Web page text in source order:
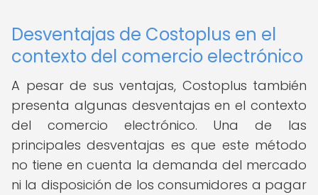
Desventajas de Costoplus en el
contexto del comercio electrónico
A pesar de sus ventajas, Costoplus también
presenta algunas desventajas en el contexto
del comercio electrónico. Una de las
principales desventajas es que este método
no tiene en cuenta la demanda del mercado
ni la disposición de los consumidores a pagar